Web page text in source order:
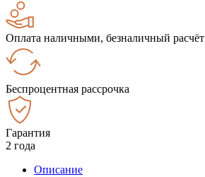
Оплата наличными, безналичный расчёт
Беспроцентная рассрочка
Гарантия
2 года
Описание